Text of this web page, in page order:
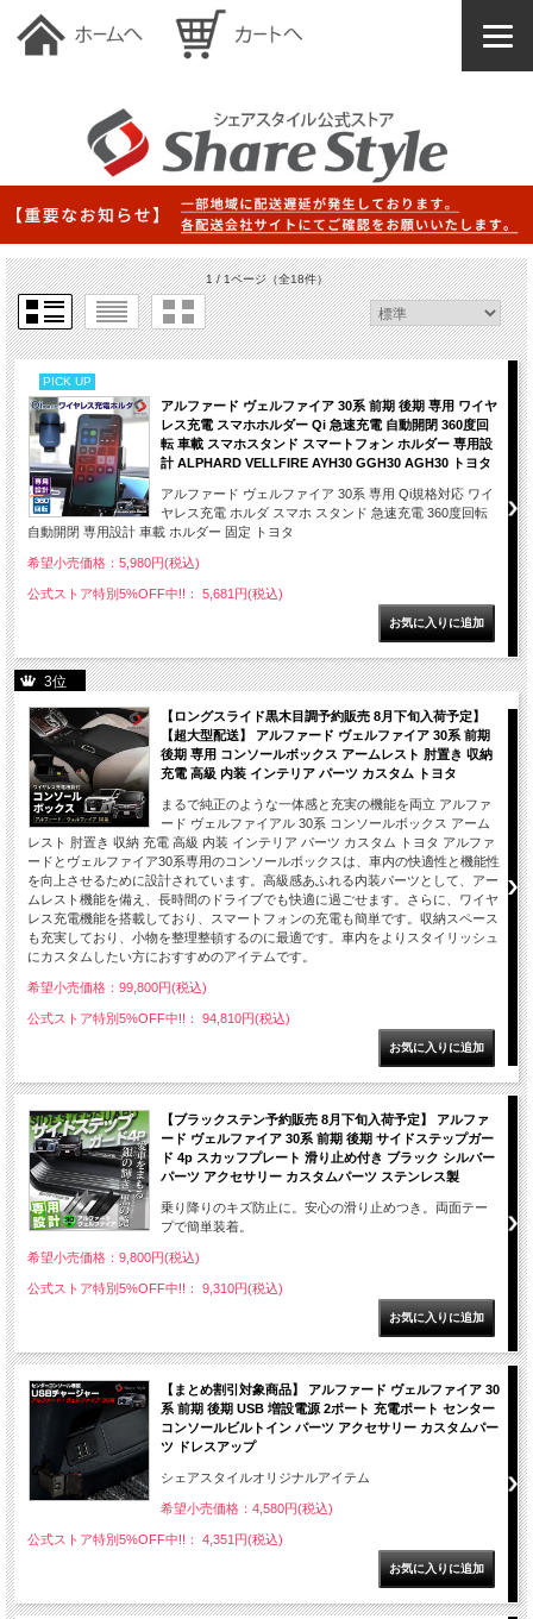
1 / 1ページ（全18件）
PICK UP
アルファード ヴェルファイア 30系 前期 後期 専用 ワイヤ
レス充電 スマホホルダー Qi 急速充電 自動開閉 360度回
転 車載 スマホスタンド スマートフォン ホルダー 専用設
計 ALPHARD VELLFIRE AYH30 GGH30 AGH30 トヨタ
アルファード ヴェルファイア 30系 専用 Qi規格対応 ワイ
ヤレス充電 ホルダ スマホ スタンド 急速充電 360度回転
自動開閉 専用設計 車載 ホルダー 固定 トヨタ
希望小売価格：5,980円(税込)
公式ストア特別5%OFF中!!： 5,681円(税込)
3位
【ロングスライド黒木目調予約販売 8月下旬入荷予定】
【超大型配送】 アルファード ヴェルファイア 30系 前期
後期 専用 コンソールボックス アームレスト 肘置き 収納
充電 高級 内装 インテリア パーツ カスタム トヨタ
まるで純正のような一体感と充実の機能を両立 アルファ
ード ヴェルファイアル 30系 コンソールボックス アーム
レスト 肘置き 収納 充電 高級 内装 インテリア パーツ カスタム トヨタ アルファ
ードとヴェルファイア30系専用のコンソールボックスは、車内の快適性と機能性
を向上させるために設計されています。高級感あふれる内装パーツとして、アー
ムレスト機能を備え、長時間のドライブでも快適に過ごせます。さらに、ワイヤ
レス充電機能を搭載しており、スマートフォンの充電も簡単です。収納スペース
も充実しており、小物を整理整頓するのに最適です。車内をよりスタイリッシュ
にカスタムしたい方におすすめのアイテムです。
希望小売価格：99,800円(税込)
公式ストア特別5%OFF中!!： 94,810円(税込)
【ブラックステン予約販売 8月下旬入荷予定】 アルファ
ード ヴェルファイア 30系 前期 後期 サイドステップガー
ド 4p スカッフプレート 滑り止め付き ブラック シルバー
パーツ アクセサリー カスタムパーツ ステンレス製
乗り降りのキズ防止に。安心の滑り止めつき。両面テー
プで簡単装着。
希望小売価格：9,800円(税込)
公式ストア特別5%OFF中!!： 9,310円(税込)
【まとめ割引対象商品】 アルファード ヴェルファイア 30
系 前期 後期 USB 増設電源 2ポート 充電ポート センター
コンソールビルトイン パーツ アクセサリー カスタムパー
ツ ドレスアップ
シェアスタイルオリジナルアイテム
希望小売価格：4,580円(税込)
公式ストア特別5%OFF中!!： 4,351円(税込)